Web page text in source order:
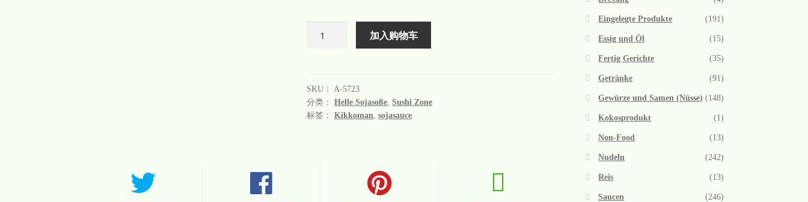
加入购物车
SKU： A-5723
分类：Helle Sojasoße ,Sushi Zone
标签：Kikkoman ,sojasauce
Eingelegte Produkte (191)
Essig und Öl (15)
Fertig Gerichte (35)
Getränke (91)
Gewürze und Samen (Nüsse) (148)
Kokosprodukt (1)
Non-Food (13)
Nudeln (242)
Reis (13)
Saucen (246)